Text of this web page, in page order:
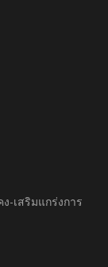
-เสริมแกร่งการ